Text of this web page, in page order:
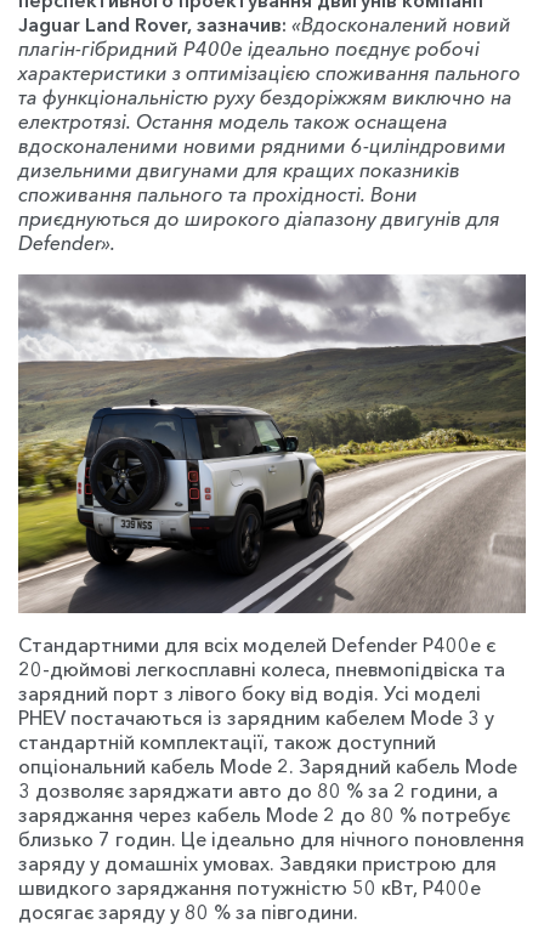
Jaguar Land Rover, зазначив: «Вдосконалений новий
плагін-гібридний P400e ідеально поєднує робочі
характеристики з оптимізацією споживання пального
та функціональністю руху бездоріжжям виключно на
електротязі. Остання модель також оснащена
вдосконаленими новими рядними 6-циліндровими
дизельними двигунами для кращих показників
споживання пального та прохідності. Вони
приєднуються до широкого діапазону двигунів для
Defender».
Стандартними для всіх моделей Defender P400e є
20-дюймові легкосплавні колеса, пневмопідвіска та
зарядний порт з лівого боку від водія. Усі моделі
PHEV постачаються із зарядним кабелем Mode 3 у
стандартній комплектації, також доступний
опціональний кабель Mode 2. Зарядний кабель Mode
3 дозволяє заряджати авто до 80 % за 2 години, а
заряджання через кабель Mode 2 до 80 % потребує
близько 7 годин. Це ідеально для нічного поновлення
заряду у домашніх умовах. Завдяки пристрою для
швидкого заряджання потужністю 50 кВт, P400e
досягає заряду у 80 % за півгодини.